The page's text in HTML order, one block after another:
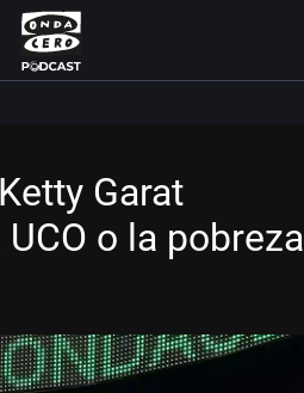
Garat
o la pobreza